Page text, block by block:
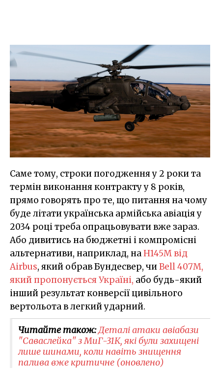
Саме тому, строки погодження у 2 роки та
термін виконання контракту у 8 років,
прямо говорять про те, що питання на чому
буде літати українська армійська авіація у
2034 році треба опрацьовувати вже зараз.
Або дивитись на бюджетні і компромісні
альтернативи, наприклад, наH145M від
Airbus, який обрав Бундесвер, чиBell 407M,
який пропонується Україні, або будь-який
інший результат конверсії цивільного
вертольота в легкий ударний.
Читайте також:Деталі атаки авіабази
"Саваслейка" з МиГ-31К, які були захищені
лише шинами, коли навіть знищення
палива вже критичне (оновлено)